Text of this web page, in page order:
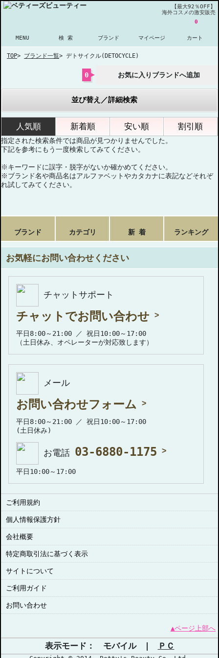
【最大92％OFF】
海外コスメの激安販売
MENU 検 索 ブランド マイページ
0
カート
TOP> ブランド一覧> デトサイクル(DETOCYCLE)
0 お気に入りブランドへ追加
並び替え／詳細検索
人気順 新着順 安い順 割引順
指定された検索条件では商品が見つかりませんでした。
下記を参考にもう一度検索してみてください。
※キーワードに誤字・脱字がないか確かめてください。
※ブランド名や商品名はアルファベットやカタカナに表記などそれぞ
れ試してみてください。
ブランド カテゴリ 新 着 ランキング
お気軽にお問い合わせください
チャットサポート
チャットでお問い合わせ
平日8:00～21:00 ／ 祝日10:00～17:00
（土日休み、オペレーターが対応致します）
メール
お問い合わせフォーム
平日8:00～21:00 ／ 祝日10:00～17:00
(土日休み)
お電話 03-6880-1175
平日10:00～17:00
ご利用規約
個人情報保護方針
会社概要
特定商取引法に基づく表示
サイトについて
ご利用ガイド
お問い合わせ
▲ページ上部へ
表示モード： モバイル | ＰＣ